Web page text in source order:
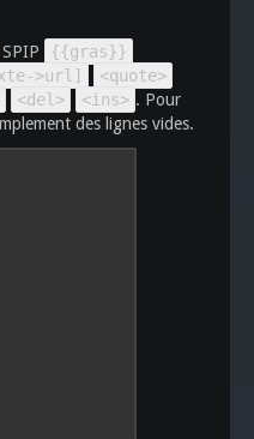
{{gras}}
>url]
<quote>
<del> <ins> . Pour
des lignes vides.